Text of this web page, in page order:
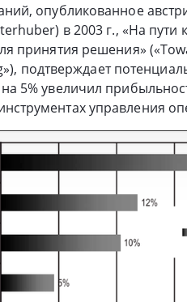
опубликованное
в 2003 г., «На
принятия решения»
подтверждает
5% увеличил
управления